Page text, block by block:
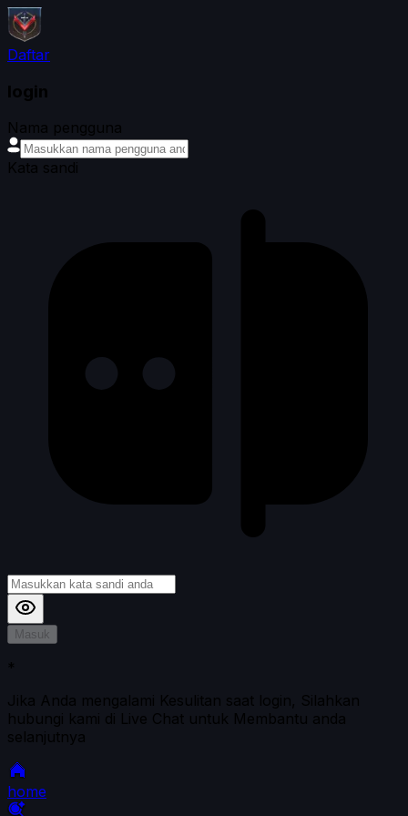
Daftar
login
Nama pengguna
Kata sandi
Masuk
*
Jika Anda mengalami Kesulitan saat login, Silahkan
hubungi kami di Live Chat untuk Membantu anda
selanjutnya
home